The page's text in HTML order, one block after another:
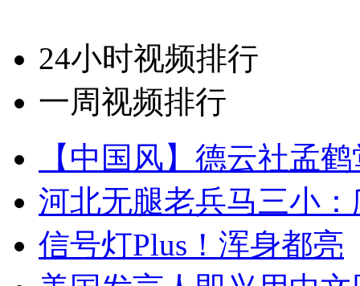
24小时视频排行
一周视频排行
【中国风】德云社孟
河北无腿老兵马三小
信号灯Plus！浑身都亮